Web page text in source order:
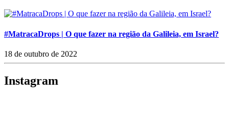
#MatracaDrops | O que fazer na região da Galileia, em Israel?
18 de outubro de 2022
Instagram